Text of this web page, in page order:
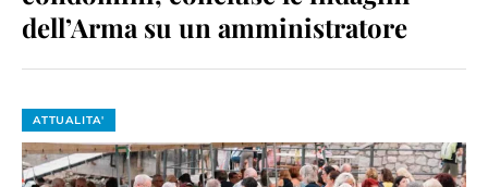
dell’Arma su un amministratore
ATTUALITA'